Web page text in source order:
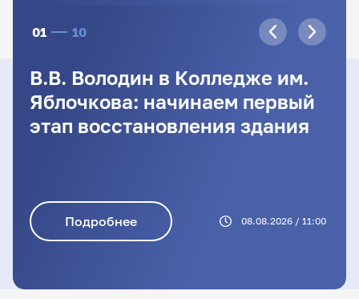
01 10
В.В. Володин в Колледже им.
Яблочкова: начинаем первый
этап восстановления здания
Подробнее 08.08.2026 / 11:00